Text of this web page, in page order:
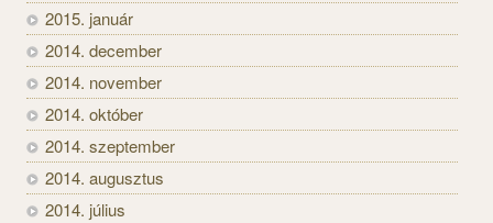
2015. január
2014. december
2014. november
2014. október
2014. szeptember
2014. augusztus
2014. július